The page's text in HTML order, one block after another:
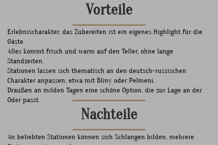
Vorteile
Erlebnischarakter, das Zubereiten ist ein eigenes Highlight für die
Gäste.
Alles kommt frisch und warm auf den Teller, ohne lange
Standzeiten.
Stationen lassen sich thematisch an den deutsch-russischen
Charakter anpassen, etwa mit Bliny oder Pelmeni.
Draußen an milden Tagen eine schöne Option, die zur Lage an der
Oder passt.
Nachteile
An beliebten Stationen können sich Schlangen bilden, mehrere